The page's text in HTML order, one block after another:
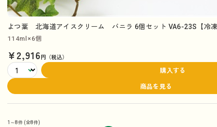
よつ葉 北海道アイスクリーム バニラ 6個セット VA6-23S【冷
114ml×6個
¥2,916円（税込）
購入する
商品を見る
1～8件 (全8件)